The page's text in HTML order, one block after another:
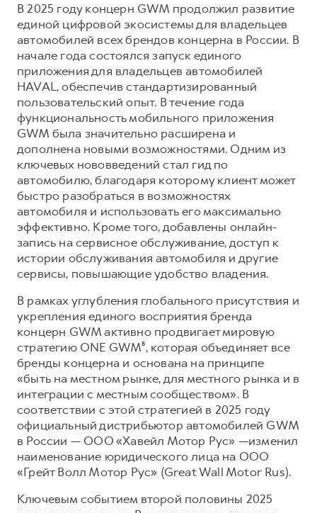
В 2025 году концерн GWM продолжил развитие
единой цифровой экосистемы для владельцев
автомобилей всех брендов концерна в России. В
начале года состоялся запуск единого
приложения для владельцев автомобилей
HAVAL, обеспечив стандартизированный
пользовательский опыт. В течение года
функциональность мобильного приложения
GWM была значительно расширена и
дополнена новыми возможностями. Одним из
ключевых нововведений стал гид по
автомобилю, благодаря которому клиент может
быстро разобраться в возможностях
автомобиля и использовать его максимально
эффективно. Кроме того, добавлены онлайн-
запись на сервисное обслуживание, доступ к
истории обслуживания автомобиля и другие
сервисы, повышающие удобство владения.
В рамках углубления глобального присутствия и
укрепления единого восприятия бренда
концерн GWM активно продвигает мировую
стратегию ONE GWM⁸, которая объединяет все
бренды концерна и основана на принципе
«быть на местном рынке, для местного рынка и в
интеграции с местным сообществом». В
соответствии с этой стратегией в 2025 году
официальный дистрибьютор автомобилей GWM
в России — ООО «Хавейл Мотор Рус» —изменил
наименование юридического лица на ООО
«Грейт Волл Мотор Рус» (Great Wall Motor Rus).
Ключевым событием второй половины 2025